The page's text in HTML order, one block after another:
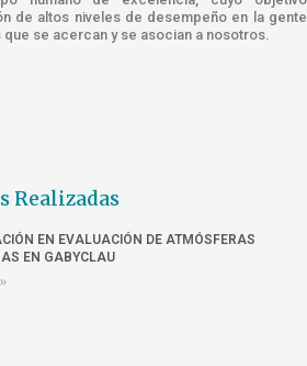
de altos niveles de desempeño en la gente
se acercan y se asocian a nosotros.
Realizadas
EN EVALUACIÓN DE ATMÓSFERAS
EN GABYCLAU